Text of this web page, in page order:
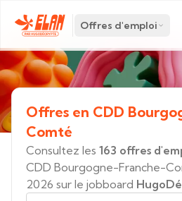
Offres d'emploi
Offres en CDD
Comté
Consultez les 163 offres
CDD Bourgogne-Franche-
2026 sur le jobboard
Rechercher par job, mot-clé ou